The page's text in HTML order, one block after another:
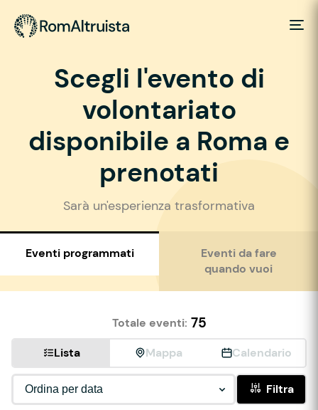
Scegli l'evento di
volontariato
disponibile a Roma e
prenotati
Sarà un'esperienza trasformativa
Eventi programmati
Eventi da fare
quando vuoi
Totale eventi: 75
Lista Mappa Calendario
Filtra